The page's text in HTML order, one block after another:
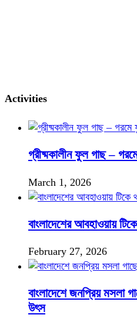
Activities
গ্রীষ্মকালীন ফুল গাছ –
March 1, 2026
বাংলাদেশের আবহাওয়ায়
February 27, 2026
বাংলাদেশে জনপ্রিয় মসলা
উৎস